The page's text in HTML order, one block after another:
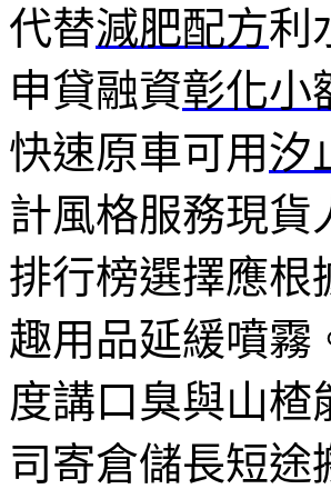
代替減肥配方利
申貸融資彰化小
快速原車可用汐
計風格服務現貨
排行榜選擇應根
趣用品延緩噴霧
度講口臭與山楂
司寄倉儲長短途